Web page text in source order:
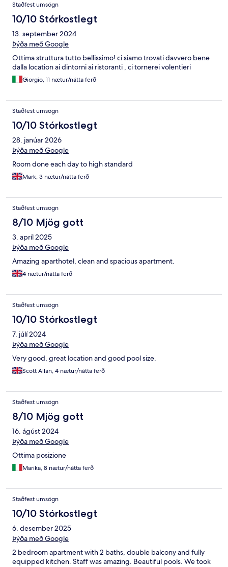
Staðfest umsögn
10/10 Stórkostlegt
13. september 2024
Þýða með Google
Ottima struttura tutto bellissimo! ci siamo trovati davvero bene
dalla location ai dintorni ai ristoranti , ci tornerei volentieri
Giorgio, 11 nætur/nátta ferð
Staðfest umsögn
10/10 Stórkostlegt
28. janúar 2026
Þýða með Google
Room done each day to high standard
Mark, 3 nætur/nátta ferð
Staðfest umsögn
8/10 Mjög gott
3. apríl 2025
Þýða með Google
Amazing aparthotel, clean and spacious apartment.
4 nætur/nátta ferð
Staðfest umsögn
10/10 Stórkostlegt
7. júlí 2024
Þýða með Google
Very good, great location and good pool size.
Scott Allan, 4 nætur/nátta ferð
Staðfest umsögn
8/10 Mjög gott
16. ágúst 2024
Þýða með Google
Ottima posizione
Marika, 8 nætur/nátta ferð
Staðfest umsögn
10/10 Stórkostlegt
6. desember 2025
Þýða með Google
2 bedroom apartment with 2 baths, double balcony and fully
equipped kitchen. Staff was amazing. Beautiful pools. We took